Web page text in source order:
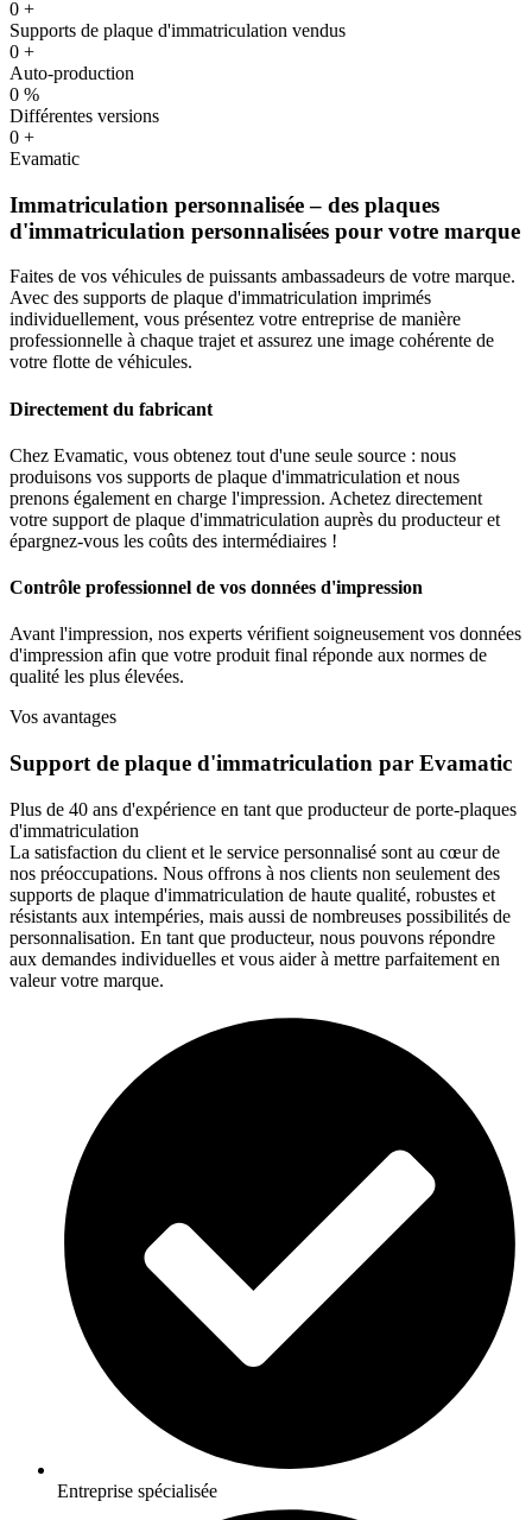
0 +
Supports de plaque d'immatriculation vendus
0 +
Auto-production
0 %
Différentes versions
0 +
Evamatic
Immatriculation personnalisée – des plaques
d'immatriculation personnalisées pour votre marque
Faites de vos véhicules de puissants ambassadeurs de votre marque.
Avec des supports de plaque d'immatriculation imprimés
individuellement, vous présentez votre entreprise de manière
professionnelle à chaque trajet et assurez une image cohérente de
votre flotte de véhicules.
Directement du fabricant
Chez Evamatic, vous obtenez tout d'une seule source : nous
produisons vos supports de plaque d'immatriculation et nous
prenons également en charge l'impression. Achetez directement
votre support de plaque d'immatriculation auprès du producteur et
épargnez-vous les coûts des intermédiaires !
Contrôle professionnel de vos données d'impression
Avant l'impression, nos experts vérifient soigneusement vos données
d'impression afin que votre produit final réponde aux normes de
qualité les plus élevées.
Vos avantages
Support de plaque d'immatriculation par Evamatic
Plus de 40 ans d'expérience en tant que producteur de porte-plaques
d'immatriculation
La satisfaction du client et le service personnalisé sont au cœur de
nos préoccupations. Nous offrons à nos clients non seulement des
supports de plaque d'immatriculation de haute qualité, robustes et
résistants aux intempéries, mais aussi de nombreuses possibilités de
personnalisation. En tant que producteur, nous pouvons répondre
aux demandes individuelles et vous aider à mettre parfaitement en
valeur votre marque.
Entreprise spécialisée